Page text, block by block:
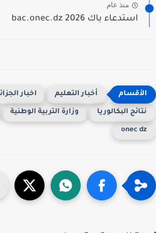
منذ عام
استدعاء باك 2026 bac.onec.dz
أخبار التعليم اخبار الجزائر
البكالوريا وزارة التربية الوطنية
onec